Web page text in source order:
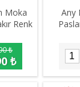
Moka
Renk
₺
₺
Any